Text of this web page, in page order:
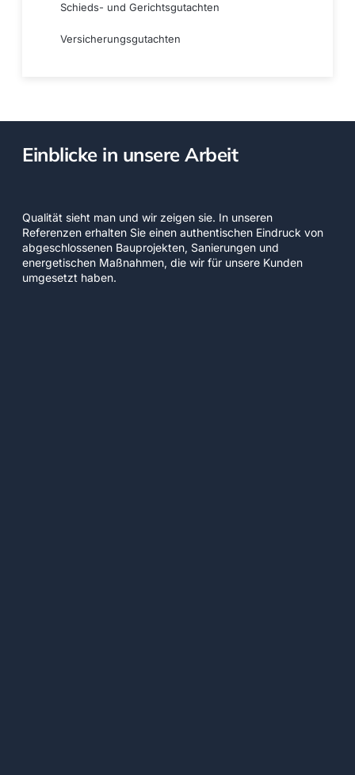
Schieds- und Gerichtsgutachten
Versicherungsgutachten
Einblicke in unsere Arbeit
Qualität sieht man und wir zeigen sie. In unseren
Referenzen erhalten Sie einen authentischen Eindruck von
abgeschlossenen Bauprojekten, Sanierungen und
energetischen Maßnahmen, die wir für unsere Kunden
umgesetzt haben.